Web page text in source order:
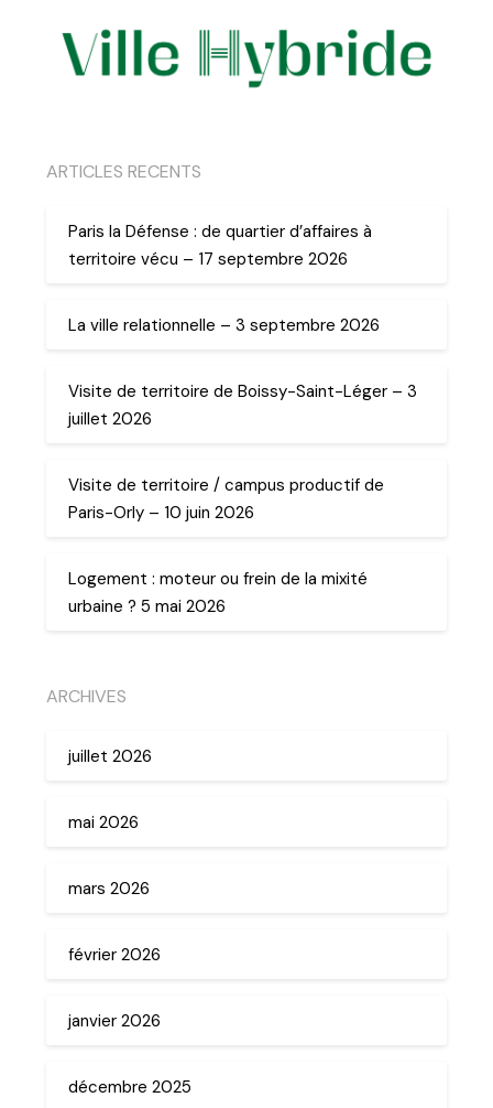
ARTICLES RECENTS
Paris la Défense : de quartier d’affaires à
territoire vécu – 17 septembre 2026
La ville relationnelle – 3 septembre 2026
Visite de territoire de Boissy-Saint-Léger – 3
juillet 2026
Visite de territoire / campus productif de
Paris-Orly – 10 juin 2026
Logement : moteur ou frein de la mixité
urbaine ? 5 mai 2026
ARCHIVES
juillet 2026
mai 2026
mars 2026
février 2026
janvier 2026
décembre 2025